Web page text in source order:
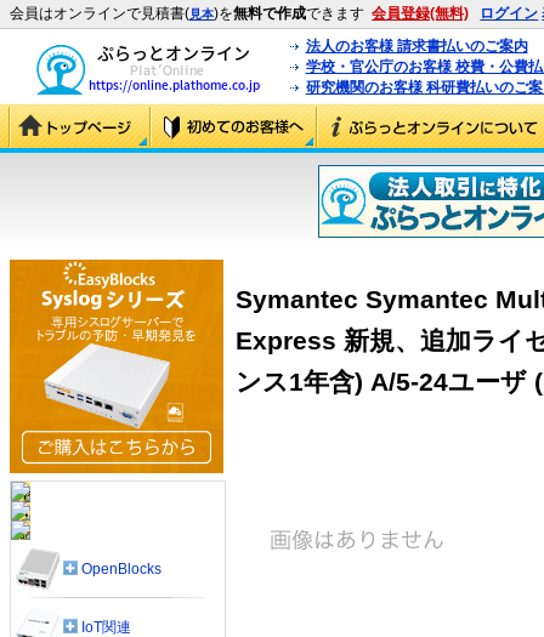
会員はオンラインで見積書(見本)を無料で作成できます 会員登録(無料) ログイン
法人のお客様 請求書払いのご案内
学校・官公庁のお客様 校費・公費
研究機関のお客様 科研費払いのご
Symantec Symantec
Express 新規、追加ライ
ンス1年含) A/5-24ユーザ
OpenBlocks
IoT関連